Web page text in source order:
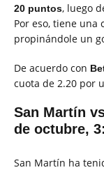
20 puntos, luego
Por eso, tiene una
propinándole un
De acuerdo con
cuota de 2.20 por
San Martín
de octubre,
San Martín ha